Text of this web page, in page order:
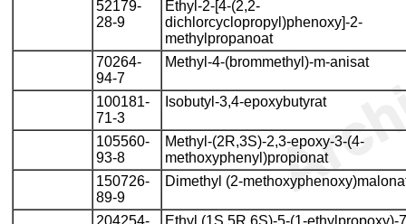
52179-
28-9
Ethyl-2-[4-(2,2-
dichlorcyclopropyl)phenoxy]-2-
methylpropanoat
70264-
94-7
Methyl-4-(brommethyl)-m-anisat
100181-
71-3
Isobutyl-3,4-epoxybutyrat
105560-
93-8
Methyl-(2R,3S)-2,3-epoxy-3-(4-
methoxyphenyl)propionat
150726-
89-9
Dimethyl (2-
204254-
Ethyl (1S,5R,6S)-5-(1-ethylpropoxy)-